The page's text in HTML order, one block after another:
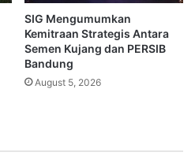
SIG Mengumumkan
Kemitraan Strategis Antara
Semen Kujang dan PERSIB
Bandung
August 5, 2026